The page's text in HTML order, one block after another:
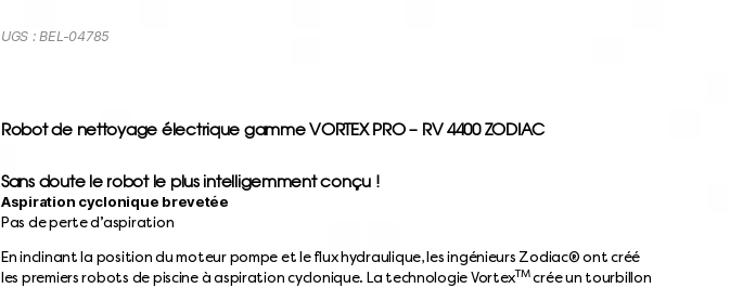
Robot de nettoyage électrique gamme VORTEX PRO – RV 4400 ZODIAC
Sans doute le robot le plus intelligemment conçu !
Aspiration cyclonique brevetée
Pas de perte d’aspiration
En inclinant la position du moteur pompe et le flux hydraulique, les ingénieurs Zodiac® ont créé
les premiers robots de piscine à aspiration cyclonique. La technologie VortexTMcrée un tourbillon
UGS :BEL-04785